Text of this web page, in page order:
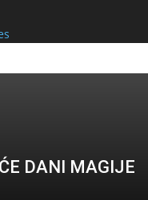
DANI MAGIJE